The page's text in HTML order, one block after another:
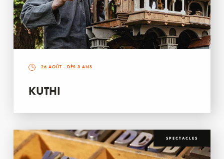
26 AOÛT - DÈS 3 ANS
KUTHI
SPECTACLES